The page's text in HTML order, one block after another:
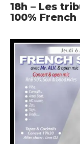
18h – Les
100%